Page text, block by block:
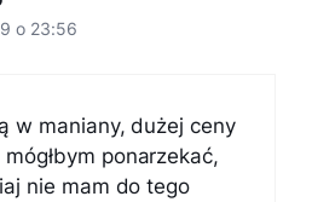
o 23:56
w maniany, dużej ceny
ponarzekać,
nie mam do tego